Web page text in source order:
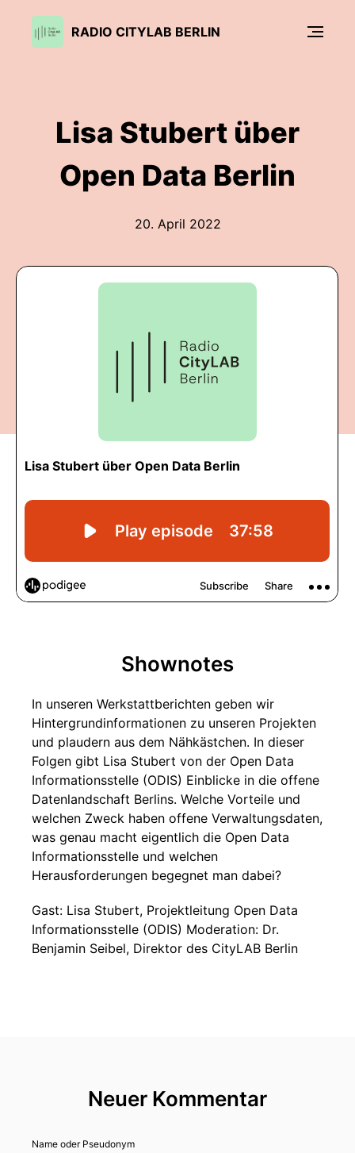
RADIO CITYLAB BERLIN
Lisa Stubert über
Open Data Berlin
20. April 2022
Shownotes
In unseren Werkstattberichten geben wir
Hintergrundinformationen zu unseren Projekten
und plaudern aus dem Nähkästchen. In dieser
Folgen gibt Lisa Stubert von der Open Data
Informationsstelle (ODIS) Einblicke in die offene
Datenlandschaft Berlins. Welche Vorteile und
welchen Zweck haben offene Verwaltungsdaten,
was genau macht eigentlich die Open Data
Informationsstelle und welchen
Herausforderungen begegnet man dabei?
Gast: Lisa Stubert, Projektleitung Open Data
Informationsstelle (ODIS) Moderation: Dr.
Benjamin Seibel, Direktor des CityLAB Berlin
Neuer Kommentar
Name oder Pseudonym